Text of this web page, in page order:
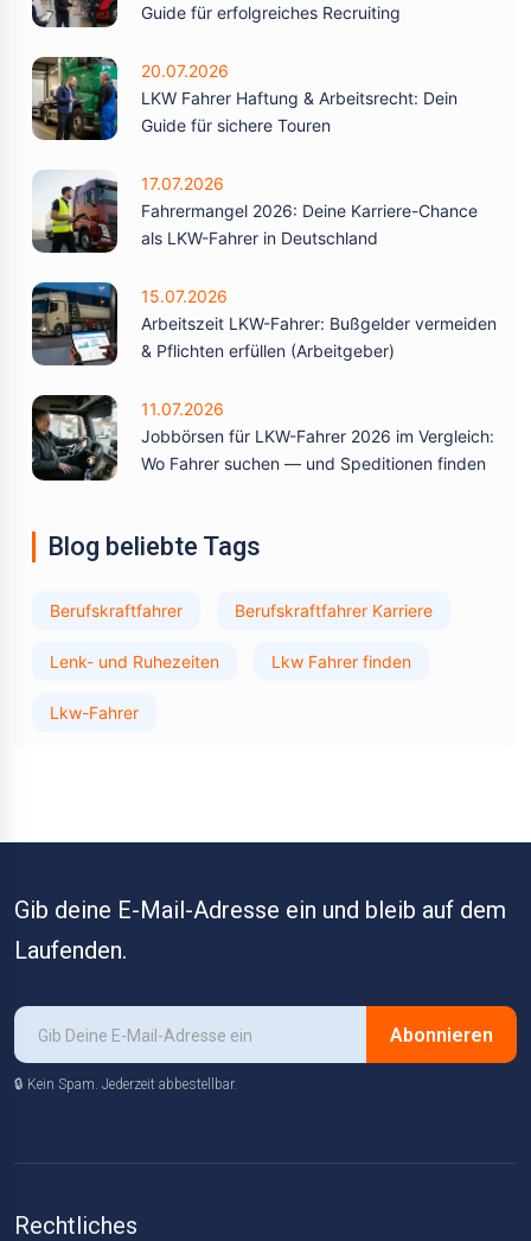
Guide für erfolgreiches Recruiting
20.07.2026
LKW Fahrer Haftung & Arbeitsrecht: Dein
Guide für sichere Touren
17.07.2026
Fahrermangel 2026: Deine Karriere-Chance
als LKW-Fahrer in Deutschland
15.07.2026
Arbeitszeit LKW-Fahrer: Bußgelder vermeiden
& Pflichten erfüllen (Arbeitgeber)
11.07.2026
Jobbörsen für LKW-Fahrer 2026 im Vergleich:
Wo Fahrer suchen — und Speditionen finden
Blog beliebte Tags
Berufskraftfahrer Berufskraftfahrer Karriere
Lenk- und Ruhezeiten Lkw Fahrer finden
Lkw-Fahrer
Gib deine E-Mail-Adresse ein und bleib auf dem
Laufenden.
Abonnieren
🔒 Kein Spam. Jederzeit abbestellbar.
Rechtliches